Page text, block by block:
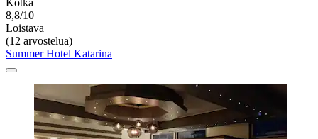
Kotka
8,8/10
Loistava
(12 arvostelua)
Summer Hotel Katarina